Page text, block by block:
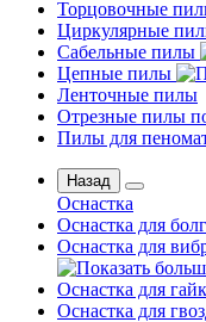
Торцовочные
Циркулярные
Сабельные пилы
Цепные пилы
Ленточные пилы
Отрезные пилы
Пилы для
Назад
Оснастка
Оснастка для
Оснастка для
Оснастка для
Оснастка для